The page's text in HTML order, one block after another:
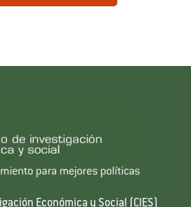
Económica y Social (CIES)